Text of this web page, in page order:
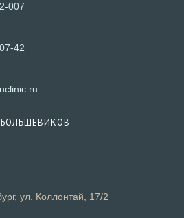
007
42
приложении
ул. Коллонтай, 17/2